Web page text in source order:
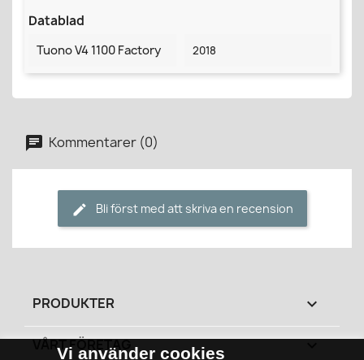
Datablad
Tuono V4 1100 Factory 2018
Kommentarer (0)
Bli först med att skriva en recension
PRODUKTER 
VÅRT FÖRETAG 
Vi använder cookies